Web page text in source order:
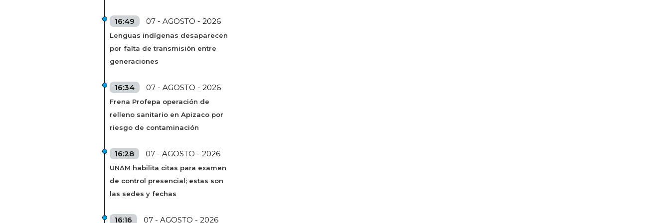
16:49 07 - AGOSTO - 2026
Lenguas indígenas desaparecen
por falta de transmisión entre
generaciones
16:34 07 - AGOSTO - 2026
Frena Profepa operación de
relleno sanitario en Apizaco por
riesgo de contaminación
16:28 07 - AGOSTO - 2026
UNAM habilita citas para examen
de control presencial; estas son
las sedes y fechas
16:16 07 - AGOSTO - 2026